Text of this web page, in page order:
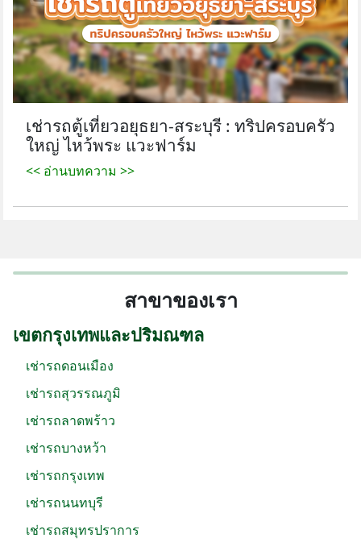
เช่ารถตู้เที่ยวอยุธยา-สระบุรี : ทริปครอบครัว
ใหญ่ ไหว้พระ แวะฟาร์ม
<< อ่านบทความ >>
สาขาของเรา
เขตกรุงเทพและปริมณฑล
เช่ารถดอนเมือง
เช่ารถสุวรรณภูมิ
เช่ารถลาดพร้าว
เช่ารถบางหว้า
เช่ารถกรุงเทพ
เช่ารถนนทบุรี
เช่ารถสมุทรปราการ